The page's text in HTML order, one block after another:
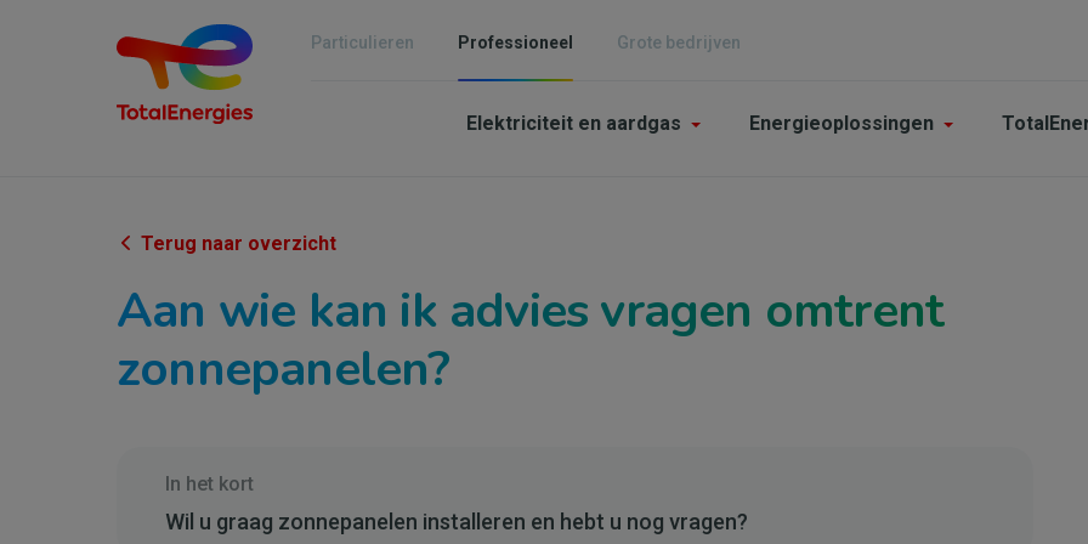
Particulieren Professioneel Grote bedrijven
Main
&
Elektriciteit en aardgas Energieoplossingen
Terug naar overzicht
Aan wie kan ik advies vragen omtrent
zonnepanelen?
In het kort
Wil u graag zonnepanelen installeren en hebt u nog vragen?